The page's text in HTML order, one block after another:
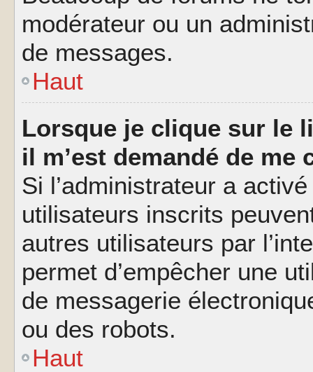
modérateur ou un
de messages.
Haut
Lorsque je clique sur le
il m’est demandé de me
Si l’administrateur a
utilisateurs inscrits
autres utilisateurs par
permet d’empêcher une
de messagerie
ou des robots.
Haut